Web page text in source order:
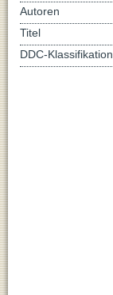
Autoren
Titel
DDC-Klassifikation